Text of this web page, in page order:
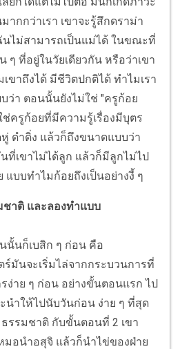
ากกว่าเรา เขาจะรู้สึกดราม่า
ไม่สามารถเป็นแม่ได้ ในขณะที่
ๆ ที่อยู่ในวัยเดียวกัน หรือว่าเขา
ขาถึงได้ มีชีวิตปกติได้ ทำไมเรา
ว่า ตอนนั้นยังไม่ใช่ "ครูก้อย
ช่ครูก้อยที่มีความรู้เรื่องมีบุตร
ดำดิ่ง แล้วก็ถึงขนาดแบบว่า
ที่เขาไม่ได้ลูก แล้วก็มีลูกไม่ไป
แบบทำไมก้อยถึงเป็นอย่างงี้ ๆ
าติ และลองทำแบบ
นั้นก็เบสิก ๆ ก่อน คือ
มันจะเริ่มไล่จากกระบวนการที่
รง่าย ๆ ก่อน อย่างขั้นตอนแรก ไป
ำให้ไปนับวันก่อน ง่าย ๆ ที่สุด
รรมชาติ กับขั้นตอนที่ 2 เขา
มอนำอสุจิ แล้วก็นำไข่ของฝ่าย